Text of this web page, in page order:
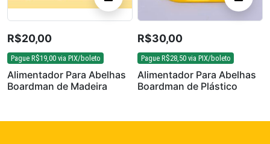
R$20,00
Pague R$19,00 via PIX/boleto
Alimentador Para Abelhas
Boardman de Madeira
R$30,00
Pague R$28,50 via PIX/boleto
Alimentador Para Abelhas
Boardman de Plástico